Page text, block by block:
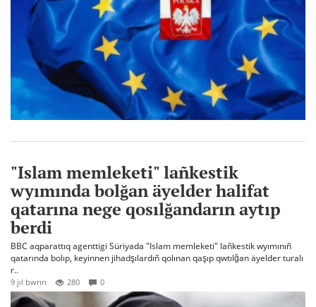
"Islam memleketi" lañkestik
wyımında bolğan äyelder halifat
qatarına nege qosılğandarın aytıp
berdi
BBC aqparattıq agenttigi Süriyada "Islam memleketi" lañkestik wyımınıñ
qatarında bolıp, keyinnen jihadşılardıñ qolınan qaşıp qwtılğan äyelder turalı
r..
9 jıl bwrın 280 0